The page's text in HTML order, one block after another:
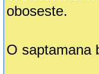
oboseste.
O saptamana